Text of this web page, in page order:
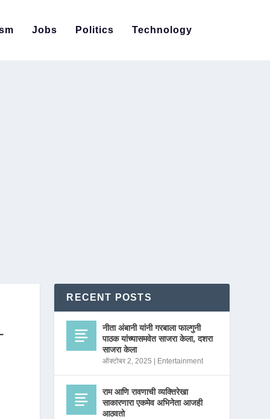
Jobs Politics Technology
RECENT POSTS
नीता अंबानी यांनी गरबाला फाल्गुनी
पाठक यांच्यासमवेत साजरा केला, दशरा
साजरा केला
ऑक्टोबर 2, 2025 Entertainment
राम आणि रावणाची व्यक्तिरेखा
साकारणारा एकमेव अभिनेता आजही
आठवतो